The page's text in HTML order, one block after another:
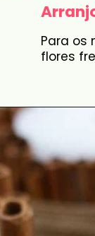
Para os
flores